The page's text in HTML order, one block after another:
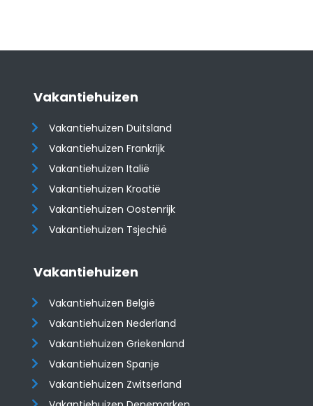
Vakantiehuizen
Vakantiehuizen Duitsland
Vakantiehuizen Frankrijk
Vakantiehuizen Italië
Vakantiehuizen Kroatië
​​​​​​​Vakantiehuizen Oostenrijk
Vakantiehuizen Tsjechië
Vakantiehuizen
Vakantiehuizen België
Vakantiehuizen Nederland
Vakantiehuizen Griekenland
Vakantiehuizen Spanje
​​​​​​​Vakantiehuizen Zwitserland